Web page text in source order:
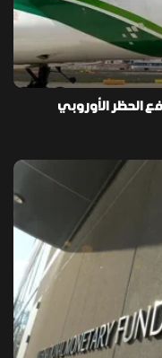
الحظر الأوروبي